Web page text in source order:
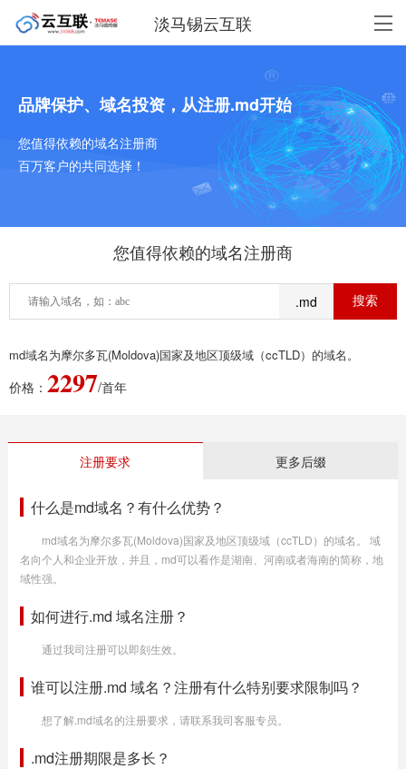
淡马锡云互联
品牌保护、域名投资，从注册.md开始
您值得依赖的域名注册商
百万客户的共同选择！
您值得依赖的域名注册商
.md
md域名为摩尔多瓦(Moldova)国家及地区顶级域（ccTLD）的域名。
价格： 2297/首年
注册要求 更多后缀
什么是md域名？有什么优势？
md域名为摩尔多瓦(Moldova)国家及地区顶级域（ccTLD）的域名。 域
名向个人和企业开放，并且，md可以看作是湖南、河南或者海南的简称，地
域性强。
如何进行.md 域名注册？
通过我司注册可以即刻生效。
谁可以注册.md 域名？注册有什么特别要求限制吗？
想了解.md域名的注册要求，请联系我司客服专员。
.md注册期限是多长？